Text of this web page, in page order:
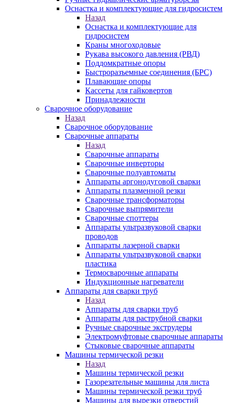
Оснастка и комплектующие для гидросистем
Назад
Оснастка и комплектующие для
гидросистем
Краны многоходовые
Рукава высокого давления (РВД)
Поддомкратные опоры
Быстроразъемные соединения (БРС)
Плавающие опоры
Кассеты для гайковертов
Принадлежности
Сварочное оборудование
Назад
Сварочное оборудование
Сварочные аппараты
Назад
Сварочные аппараты
Сварочные инверторы
Сварочные полуавтоматы
Аппараты аргонодуговой сварки
Аппараты плазменной резки
Сварочные трансформаторы
Сварочные выпрямители
Сварочные споттеры
Аппараты ультразвуковой сварки
проводов
Аппараты лазерной сварки
Аппараты ультразвуковой сварки
пластика
Термосварочные аппараты
Индукционные нагреватели
Аппараты для сварки труб
Назад
Аппараты для сварки труб
Аппараты для раструбной сварки
Ручные сварочные экструдеры
Электромуфтовые сварочные аппараты
Стыковые сварочные аппараты
Машины термической резки
Назад
Машины термической резки
Газорезательные машины для листа
Машины термической резки труб
Машины для вырезки отверстий